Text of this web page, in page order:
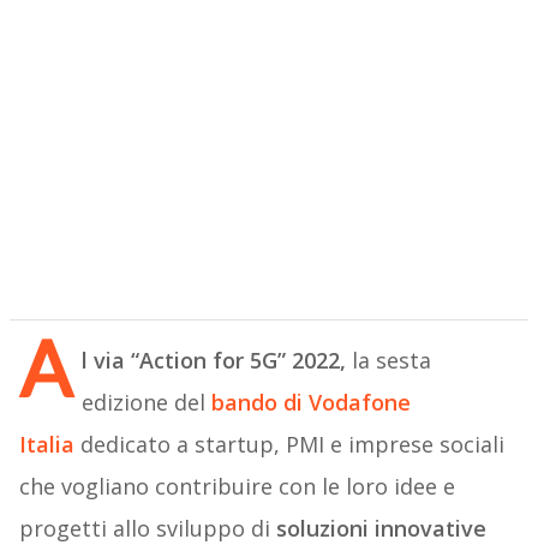
A l via “Action for 5G” 2022, la sesta
edizione del bando di Vodafone
Italia dedicato a startup, PMI e imprese sociali
che vogliano contribuire con le loro idee e
progetti allo sviluppo di soluzioni innovative